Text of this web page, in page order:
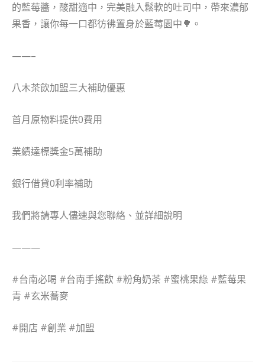
的藍莓醬，酸甜適中，完美融入鬆軟的吐司中，帶來濃郁
果香，讓你每一口都彷彿置身於藍莓園中🌳。
——–
八木茶飲加盟三大補助優惠
首月原物料提供0費用
業績達標獎金5萬補助
銀行借貸0利率補助
我們將請專人儘速與您聯絡、並詳細說明
———
#台南必喝 #台南手搖飲 #粉角奶茶 #蜜桃果綠 #藍莓果
青 #玄米蕎麥
#開店 #創業 #加盟